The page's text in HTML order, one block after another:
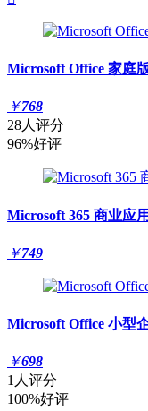
Microsoft Office 家庭
￥768
28人评分
96%好评
Microsoft 365 商业应
￥749
Microsoft Office 小型
￥698
1人评分
100%好评